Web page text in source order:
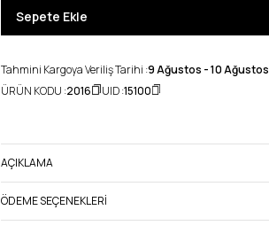
Sepete Ekle
Tahmini Kargoya Veriliş Tarihi :9 Ağustos - 10 Ağustos
ÜRÜN KODU :2016 UID :15100
AÇIKLAMA
ÖDEME SEÇENEKLERI